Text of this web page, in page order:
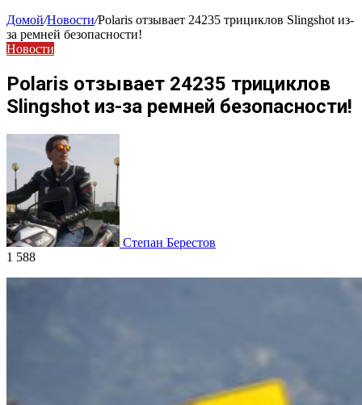
Домой/Новости/Polaris отзывает 24235 трициклов Slingshot из-
за ремней безопасности!
Новости
Polaris отзывает 24235 трициклов
Slingshot из-за ремней безопасности!
Степан Берестов
1 588